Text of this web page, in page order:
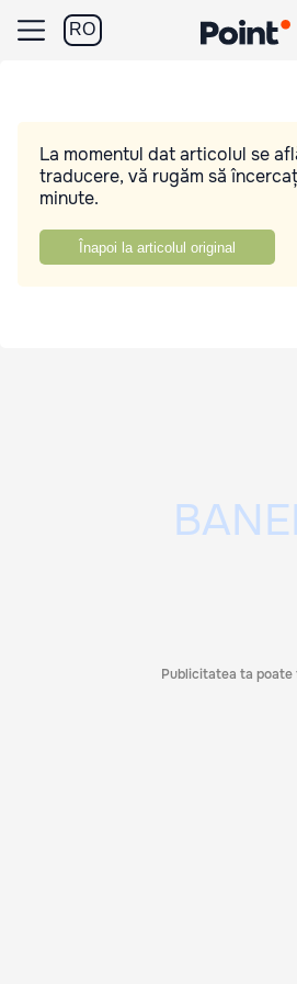
RO
La momentul dat articolul se
traducere, vă rugăm să
minute.
Înapoi la articolul original
Publicitatea ta poate